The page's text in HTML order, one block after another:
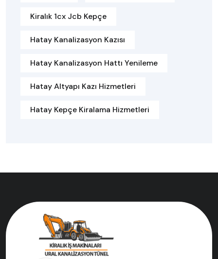
Kiralık 1cx Jcb Kepçe
Hatay Kanalizasyon Kazısı
Hatay Kanalizasyon Hattı Yenileme
Hatay Altyapı Kazı Hizmetleri
Hatay Kepçe Kiralama Hizmetleri